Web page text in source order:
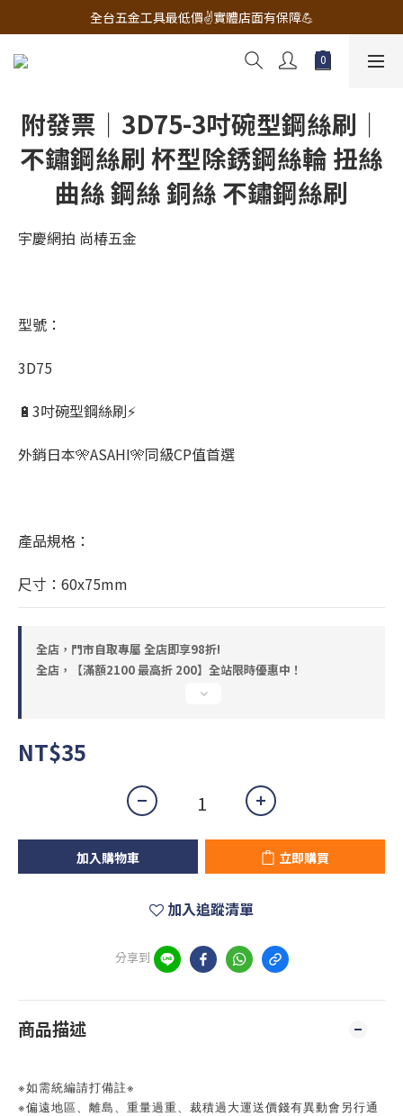
🔧電動工具&五金唯一首選 宇慶五金網拍🔧
全台五金工具最低價✌️實體店面有保障💪
配有專業維修部門🔧品質保修一年📌
附發票｜3D75-3吋碗型鋼絲刷｜
不鏽鋼絲刷 杯型除銹鋼絲輪 扭絲
曲絲 鋼絲 銅絲 不鏽鋼絲刷
宇慶網拍 尚椿五金
型號：
3D75
🔋3吋碗型鋼絲刷⚡
外銷日本🎌ASAHI🎌同級CP值首選
產品規格：
尺寸：60x75mm
全店，門市自取專屬 全店即享98折!
全店，【滿額2100 最高折 200】全站限時優惠中！
NT$35
加入購物車 立即購買
加入追蹤清單
分享到
商品描述
※如需統編請打備註※
※偏遠地區、離島、重量過重、裁積過大運送價錢有異動會另行通